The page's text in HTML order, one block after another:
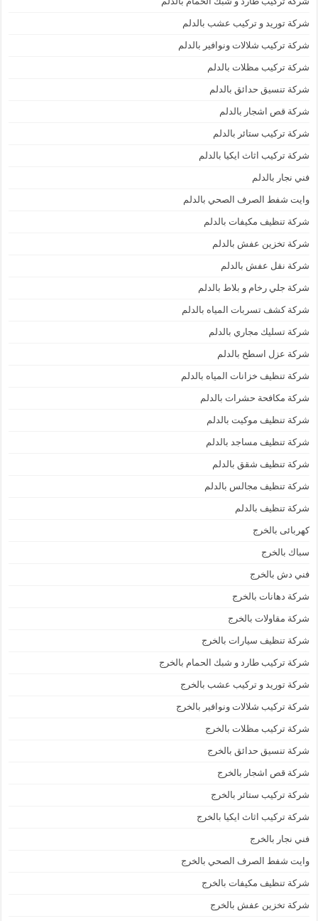
شركة توريد و تركيب عشب بالدلم
شركة تركيب شلالات ونوافير بالدلم
شركة تركيب مظلات بالدلم
شركة تنسيق حدائق بالدلم
شركة قص اشجار بالدلم
شركة تركيب ستائر بالدلم
شركة تركيب اثاث ايكيا بالدلم
فني نجار بالدلم
وايت شفط الصرف الصحي بالدلم
شركة تنظيف مكيفات بالدلم
شركة تخزين عفش بالدلم
شركة نقل عفش بالدلم
شركة جلي رخام و بلاط بالدلم
شركة كشف تسربات المياه بالدلم
شركة تسليك مجاري بالدلم
شركة عزل اسطح بالدلم
شركة تنظيف خزانات المياه بالدلم
شركة مكافحة حشرات بالدلم
شركة تنظيف موكيت بالدلم
شركة تنظيف مساجد بالدلم
شركة تنظيف شقق بالدلم
شركة تنظيف مجالس بالدلم
شركة تنظيف بالدلم
كهربائى بالخرج
سباك بالخرج
فني دش بالخرج
شركة دهانات بالخرج
شركة مقاولات بالخرج
شركة تنظيف سيارات بالخرج
شركة تركيب طارد و شبك الحمام بالخرج
شركة توريد و تركيب عشب بالخرج
شركة تركيب شلالات ونوافير بالخرج
شركة تركيب مظلات بالخرج
شركة تنسيق حدائق بالخرج
شركة قص اشجار بالخرج
شركة تركيب ستائر بالخرج
شركة تركيب اثاث ايكيا بالخرج
فني نجار بالخرج
وايت شفط الصرف الصحي بالخرج
شركة تنظيف مكيفات بالخرج
شركة تخزين عفش بالخرج